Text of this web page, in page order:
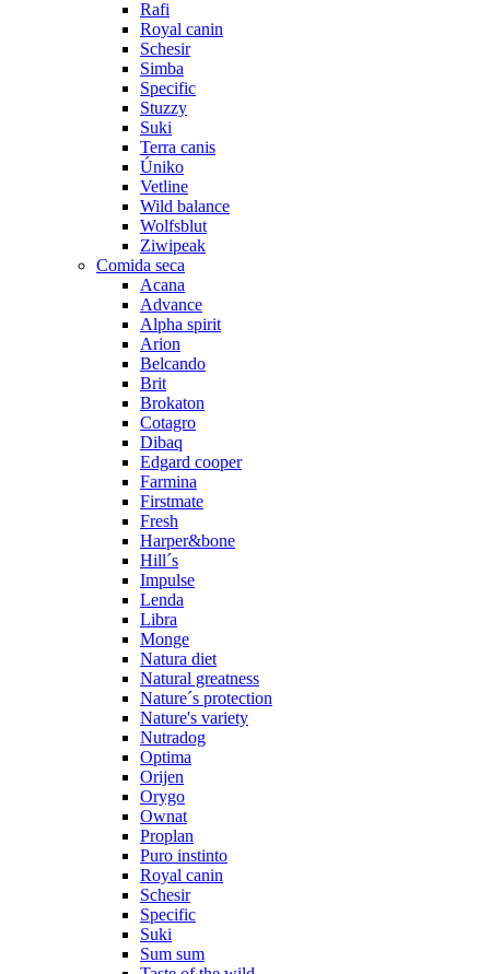
Rafi
Royal canin
Schesir
Simba
Specific
Stuzzy
Suki
Terra canis
Úniko
Vetline
Wild balance
Wolfsblut
Ziwipeak
Comida seca
Acana
Advance
Alpha spirit
Arion
Belcando
Brit
Brokaton
Cotagro
Dibaq
Edgard cooper
Farmina
Firstmate
Fresh
Harper&bone
Hill´s
Impulse
Lenda
Libra
Monge
Natura diet
Natural greatness
Nature´s protection
Nature's variety
Nutradog
Optima
Orijen
Orygo
Ownat
Proplan
Puro instinto
Royal canin
Schesir
Specific
Suki
Sum sum